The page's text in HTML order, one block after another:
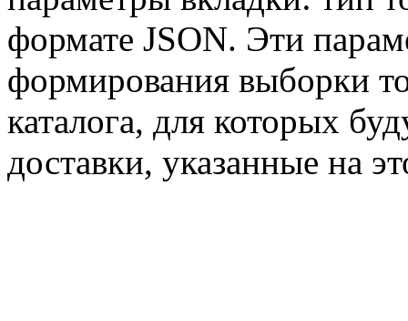
формате JSON. Эти
формирования выборки
каталога, для которых
доставки, указанные на